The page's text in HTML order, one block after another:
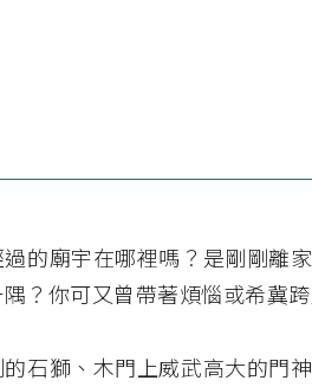
的廟宇在哪裡嗎？是剛剛離
？你可又曾帶著煩惱或希冀
石獅、木門上威武高大的門